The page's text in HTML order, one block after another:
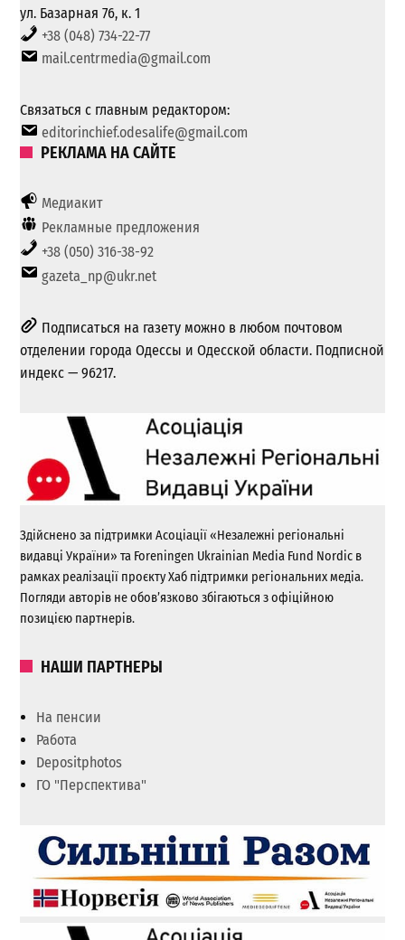
ул. Базарная 76, к. 1
+38 (048) 734-22-77
mail.centrmedia@gmail.com
Связаться с главным редактором:
editorinchief.odesalife@gmail.com
РЕКЛАМА НА САЙТЕ
Медиакит
Рекламные предложения
+38 (050) 316-38-92
gazeta_np@ukr.net
Подписаться на газету можно в любом почтовом
отделении города Одессы и Одесской области. Подписной
индекс — 96217.
Здійснено за підтримки Асоціації «Незалежні регіональні
видавці України» та Foreningen Ukrainian Media Fund Nordic в
рамках реалізації проєкту Хаб підтримки регіональних медіа.
Погляди авторів не обов’язково збігаються з офіційною
позицією партнерів.
НАШИ ПАРТНЕРЫ
На пенсии
Работа
Depositphotos
ГО "Перспектива"